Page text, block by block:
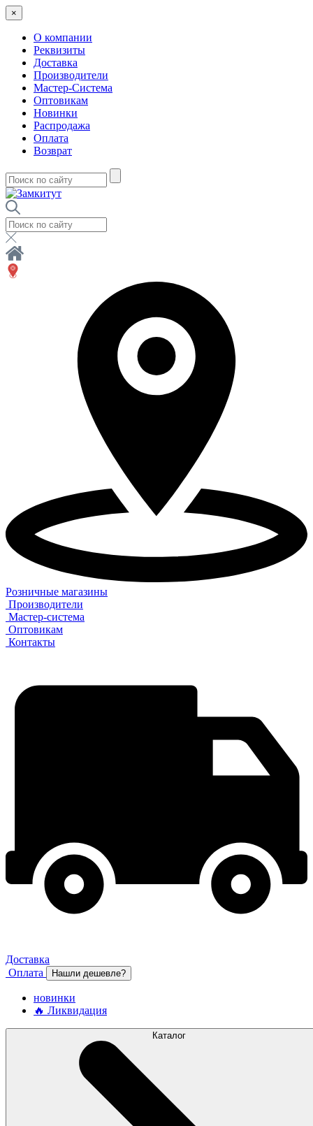
×
О компании
Реквизиты
Доставка
Производители
Мастер-Система
Оптовикам
Новинки
Распродажа
Оплата
Возврат
Розничные магазины
Производители
Мастер-система
Оптовикам
Контакты
Доставка
Оплата
Нашли дешевле?
новинки
🔥 Ликвидация
Каталог